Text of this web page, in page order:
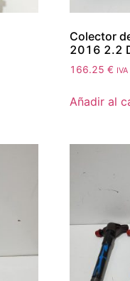
Colector
2016 2.2
166.25 €
Añadir al